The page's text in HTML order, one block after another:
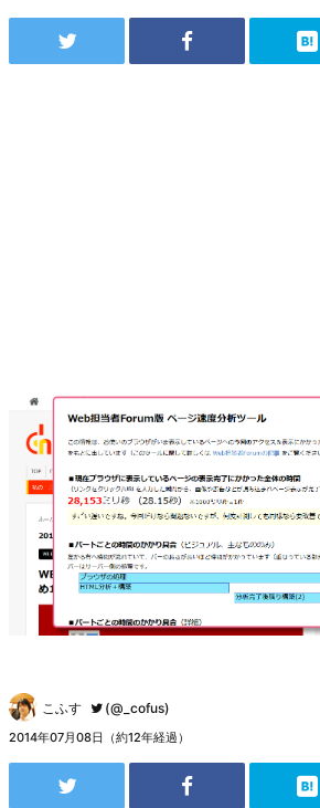
こふす (@_cofus)
2014年07月08日（約12年経過）